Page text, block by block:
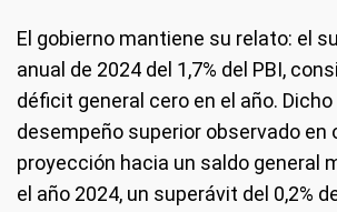
El gobierno mantiene su relato: el
anual de 2024 del 1,7% del PBI,
déficit general cero en el año. Dicho
desempeño superior observado en
proyección hacia un saldo general
el año 2024, un superávit del 0,2%